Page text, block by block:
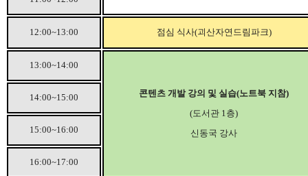
12:00~13:00 점심 식사(괴산자연드림파크)
13:00~14:00
콘텐츠 개발 강의 및 실습(노트북 지참)
(도서관 1층)
신동국 강사
14:00~15:00
15:00~16:00
16:00~17:00